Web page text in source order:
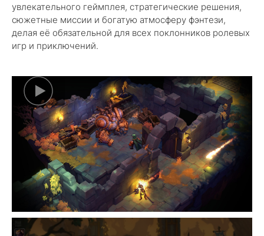
увлекательного геймплея, стратегические решения,
сюжетные миссии и богатую атмосферу фэнтези,
делая её обязательной для всех поклонников ролевых
игр и приключений.